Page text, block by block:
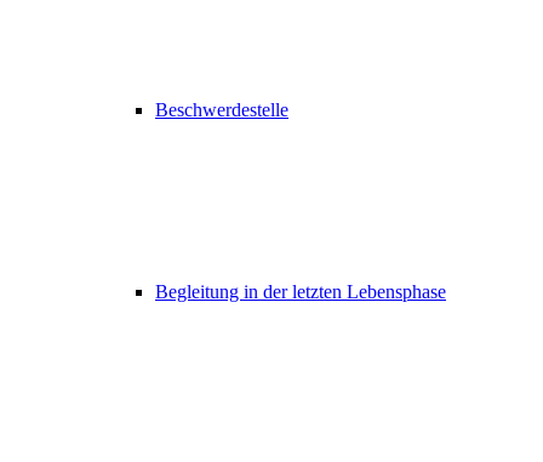
Beschwerdestelle
Begleitung in der letzten Lebensphase